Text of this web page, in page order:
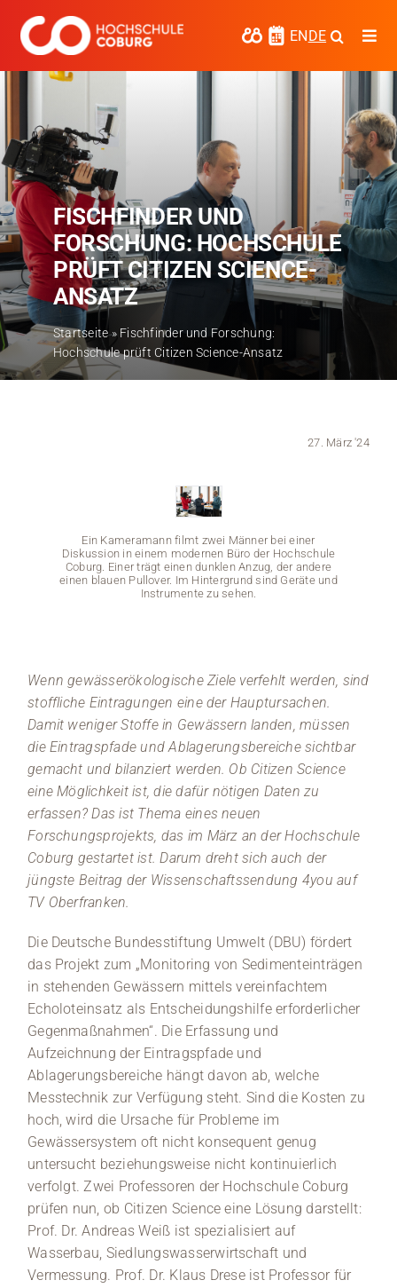
Inhalt
springen
ENDE
Studieren
Forschen
Kooperieren
Hochschule Coburg
Regionalentwicklung
Entdecke die Region
Informationen für …
Veranstaltungen
FISCHFINDER UND
FORSCHUNG: HOCHSCHULE
PRÜFT CITIZEN SCIENCE-
ANSATZ
Startseite» Fischfinder und Forschung:
Hochschule prüft Citizen Science-Ansatz
27. März '24
Ein Kameramann filmt zwei Männer bei einer
Diskussion in einem modernen Büro der Hochschule
Coburg. Einer trägt einen dunklen Anzug, der andere
einen blauen Pullover. Im Hintergrund sind Geräte und
Instrumente zu sehen.
Wenn gewässerökologische Ziele verfehlt werden, sind
stoffliche Eintragungen eine der Hauptursachen.
Damit weniger Stoffe in Gewässern landen, müssen
die Eintragspfade und Ablagerungsbereiche sichtbar
gemacht und bilanziert werden. Ob Citizen Science
eine Möglichkeit ist, die dafür nötigen Daten zu
erfassen? Das ist Thema eines neuen
Forschungsprojekts, das im März an der Hochschule
Coburg gestartet ist. Darum dreht sich auch der
jüngste Beitrag der Wissenschaftssendung 4you auf
TV Oberfranken.
Die Deutsche Bundesstiftung Umwelt (DBU) fördert
das Projekt zum „Monitoring von Sedimenteinträgen
in stehenden Gewässern mittels vereinfachtem
Echoloteinsatz als Entscheidungshilfe erforderlicher
Gegenmaßnahmen“. Die Erfassung und
Aufzeichnung der Eintragspfade und
Ablagerungsbereiche hängt davon ab, welche
Messtechnik zur Verfügung steht. Sind die Kosten zu
hoch, wird die Ursache für Probleme im
Gewässersystem oft nicht konsequent genug
untersucht beziehungsweise nicht kontinuierlich
verfolgt. Zwei Professoren der Hochschule Coburg
prüfen nun, ob Citizen Science eine Lösung darstellt:
Prof. Dr. Andreas Weiß ist spezialisiert auf
Wasserbau, Siedlungswasserwirtschaft und
Vermessung. Prof. Dr. Klaus Drese ist Professor für